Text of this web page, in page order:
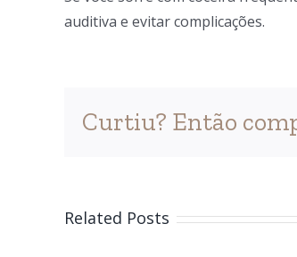
auditiva e evitar complicações.
Curtiu? Então
Related Posts